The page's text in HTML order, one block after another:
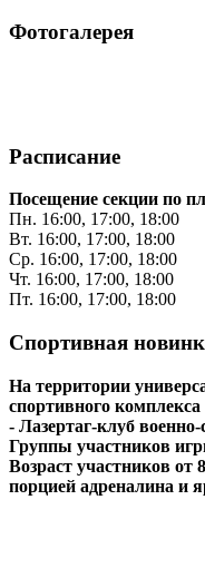
Фотогалерея
Расписание
Посещение секции по
Пн. 16:00, 17:00, 18:00
Вт. 16:00, 17:00, 18:00
Ср. 16:00, 17:00, 18:00
Чт. 16:00, 17:00, 18:00
Пт. 16:00, 17:00, 18:00
Спортивная
На территории
спортивного
- Лазертаг-клуб
Группы участников
Возраст участников от
порцией адреналина и